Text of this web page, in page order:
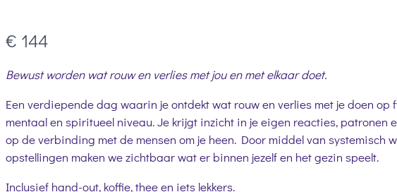
Nu
€ 144
Bewust worden wat rouw en verlies met jou en met elkaar doet.
Een verdiepende dag waarin je ontdekt wat rouw en verlies met je doen op
mentaal en spiritueel niveau. Je krijgt inzicht in je eigen reacties, patronen
op de verbinding met de mensen om je heen. Door middel van systemisch
opstellingen maken we zichtbaar wat er binnen jezelf en het gezin speelt.
Inclusief hand-out, koffie, thee en iets lekkers.